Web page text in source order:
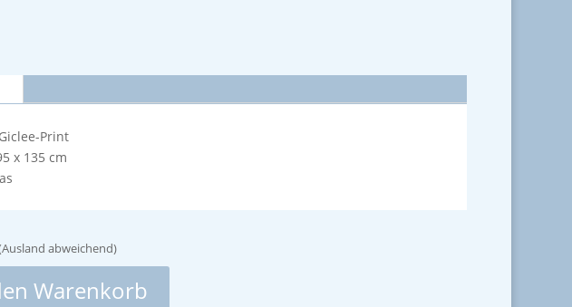
Print
x 135 cm
abweichend)
Warenkorb